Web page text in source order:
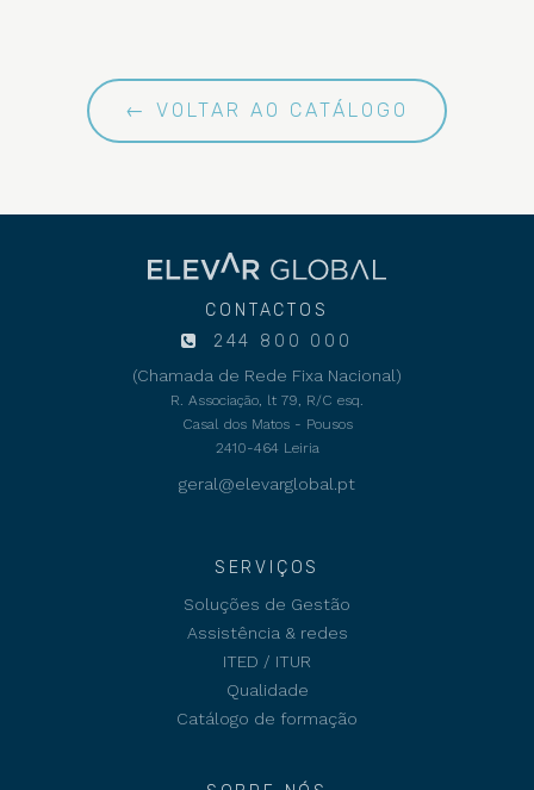
← VOLTAR AO CATÁLOGO
CONTACTOS
244 800 000
(Chamada de Rede Fixa Nacional)
R. Associação, lt 79, R/C esq.
Casal dos Matos - Pousos
2410-464 Leiria
geral@elevarglobal.pt
SERVIÇOS
Soluções de Gestão
Assistência & redes
ITED / ITUR
Qualidade
Catálogo de formação